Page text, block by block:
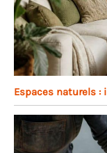
Espaces naturels :